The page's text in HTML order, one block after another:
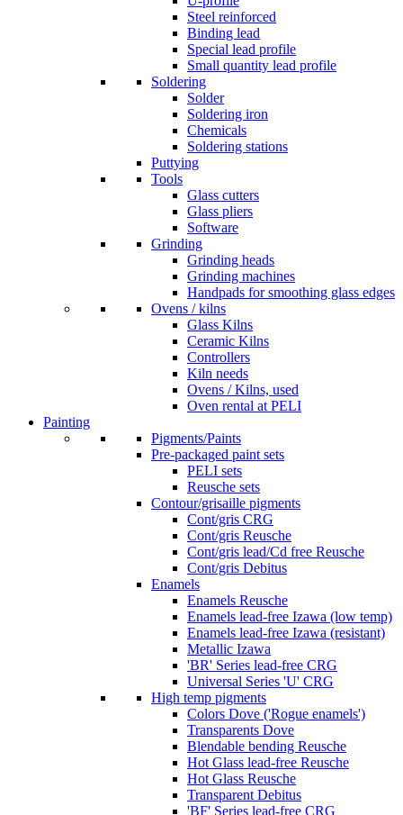
Steel reinforced
Binding lead
Special lead profile
Small quantity lead profile
Soldering
Solder
Soldering iron
Chemicals
Soldering stations
Puttying
Tools
Glass cutters
Glass pliers
Software
Grinding
Grinding heads
Grinding machines
Handpads for smoothing glass edges
Ovens / kilns
Glass Kilns
Ceramic Kilns
Controllers
Kiln needs
Ovens / Kilns, used
Oven rental at PELI
Painting
Pigments/Paints
Pre-packaged paint sets
PELI sets
Reusche sets
Contour/grisaille pigments
Cont/gris CRG
Cont/gris Reusche
Cont/gris lead/Cd free Reusche
Cont/gris Debitus
Enamels
Enamels Reusche
Enamels lead-free Izawa (low temp)
Enamels lead-free Izawa (resistant)
Metallic Izawa
'BR' Series lead-free CRG
Universal Series 'U' CRG
High temp pigments
Colors Dove ('Rogue enamels')
Transparents Dove
Blendable bending Reusche
Hot Glass lead-free Reusche
Hot Glass Reusche
Transparent Debitus
'BF' Series lead-free CRG